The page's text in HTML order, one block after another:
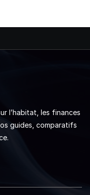
l’habitat, les finances
guides, comparatifs